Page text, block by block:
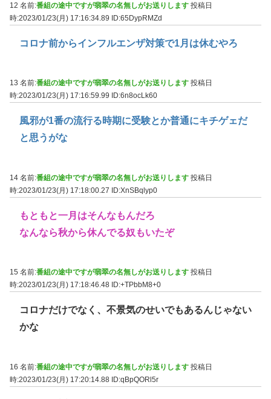
12 名前:番組の途中ですが翡翠の名無しがお送りします 投稿日
時:2023/01/23(月) 17:16:34.89 ID:65DypRMZd
コロナ前からインフルエンザ対策で1月は休むやろ
13 名前:番組の途中ですが翡翠の名無しがお送りします 投稿日
時:2023/01/23(月) 17:16:59.99
ID:6n8ocLk60
風邪が1番の流行る時期に受験とか普通にキチゲェだ
と思うがな
14 名前:番組の途中ですが翡翠の名無しがお送りします 投稿日
時:2023/01/23(月) 17:18:00.27 ID:XnSBqlyp0
もともと一月はそんなもんだろ
なんなら秋から休んでる奴もいたぞ
15 名前:番組の途中ですが翡翠の名無しがお送りします 投稿日
時:2023/01/23(月) 17:18:46.48 ID:+TPbbM8+0
コロナだけでなく、不景気のせいでもあるんじゃない
かな
16 名前:番組の途中ですが翡翠の名無しがお送りします 投稿日
時:2023/01/23(月) 17:20:14.88 ID:qBpQORl5r